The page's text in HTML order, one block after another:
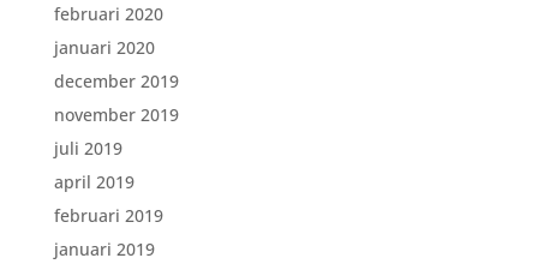
februari 2020
januari 2020
december 2019
november 2019
juli 2019
april 2019
februari 2019
januari 2019